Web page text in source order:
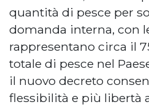
quantità di pesce per
domanda interna, con
rappresentano circa il
totale di pesce nel
il nuovo decreto
flessibilità e più libertà